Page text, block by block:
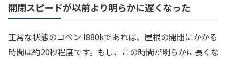
開閉スピードが以前より明らかに遅くなった
正常な状態のコペン l880kであれば、屋根の開閉にかかる
時間は約20秒程度です。もし、この時間が明らかに長くな